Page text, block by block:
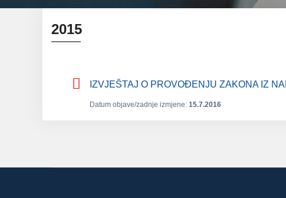
2015
IZVJEŠTAJ O PROVOĐENJU ZAKONA IZ
Datum objave/zadnje izmjene: 15.7.2016